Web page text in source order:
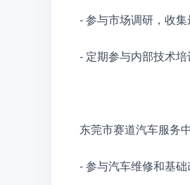
- 参与市场调研，收
- 定期参与内部技术
东莞市赛道汽车服务
- 参与汽车维修和基